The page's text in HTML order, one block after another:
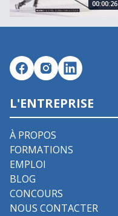
00:00:26
L'ENTREPRISE
À PROPOS
FORMATIONS
EMPLOI
BLOG
CONCOURS
NOUS CONTACTER